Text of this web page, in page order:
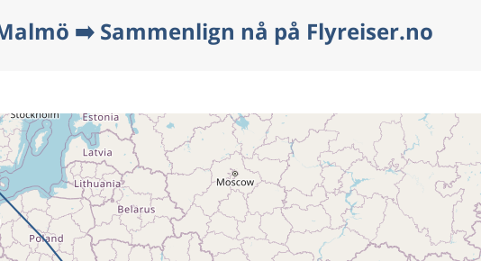
➡️ Sammenlign nå på Flyreiser.no